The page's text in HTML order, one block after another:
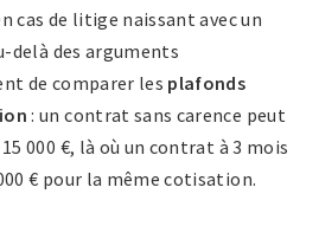
cas de litige naissant avec un
delà des arguments
de comparer les plafonds
: un contrat sans carence peut
000 €, là où un contrat à 3 mois
€ pour la même cotisation.